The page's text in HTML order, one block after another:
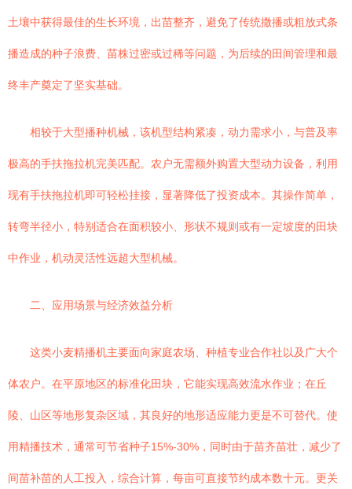
土壤中获得最佳的生长环境，出苗整齐，避免了传统撒播或粗放式条
播造成的种子浪费、苗株过密或过稀等问题，为后续的田间管理和最
终丰产奠定了坚实基础。
相较于大型播种机械，该机型结构紧凑，动力需求小，与普及率
极高的手扶拖拉机完美匹配。农户无需额外购置大型动力设备，利用
现有手扶拖拉机即可轻松挂接，显著降低了投资成本。其操作简单，
转弯半径小，特别适合在面积较小、形状不规则或有一定坡度的田块
中作业，机动灵活性远超大型机械。
二、应用场景与经济效益分析
这类小麦精播机主要面向家庭农场、种植专业合作社以及广大个
体农户。在平原地区的标准化田块，它能实现高效流水作业；在丘
陵、山区等地形复杂区域，其良好的地形适应能力更是不可替代。使
用精播技术，通常可节省种子15%-30%，同时由于苗齐苗壮，减少了
间苗补苗的人工投入，综合计算，每亩可直接节约成本数十元。更关